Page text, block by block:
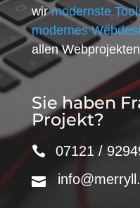
wirmodernste
modernes
allen
Sie haben
Projekt?
07121 /